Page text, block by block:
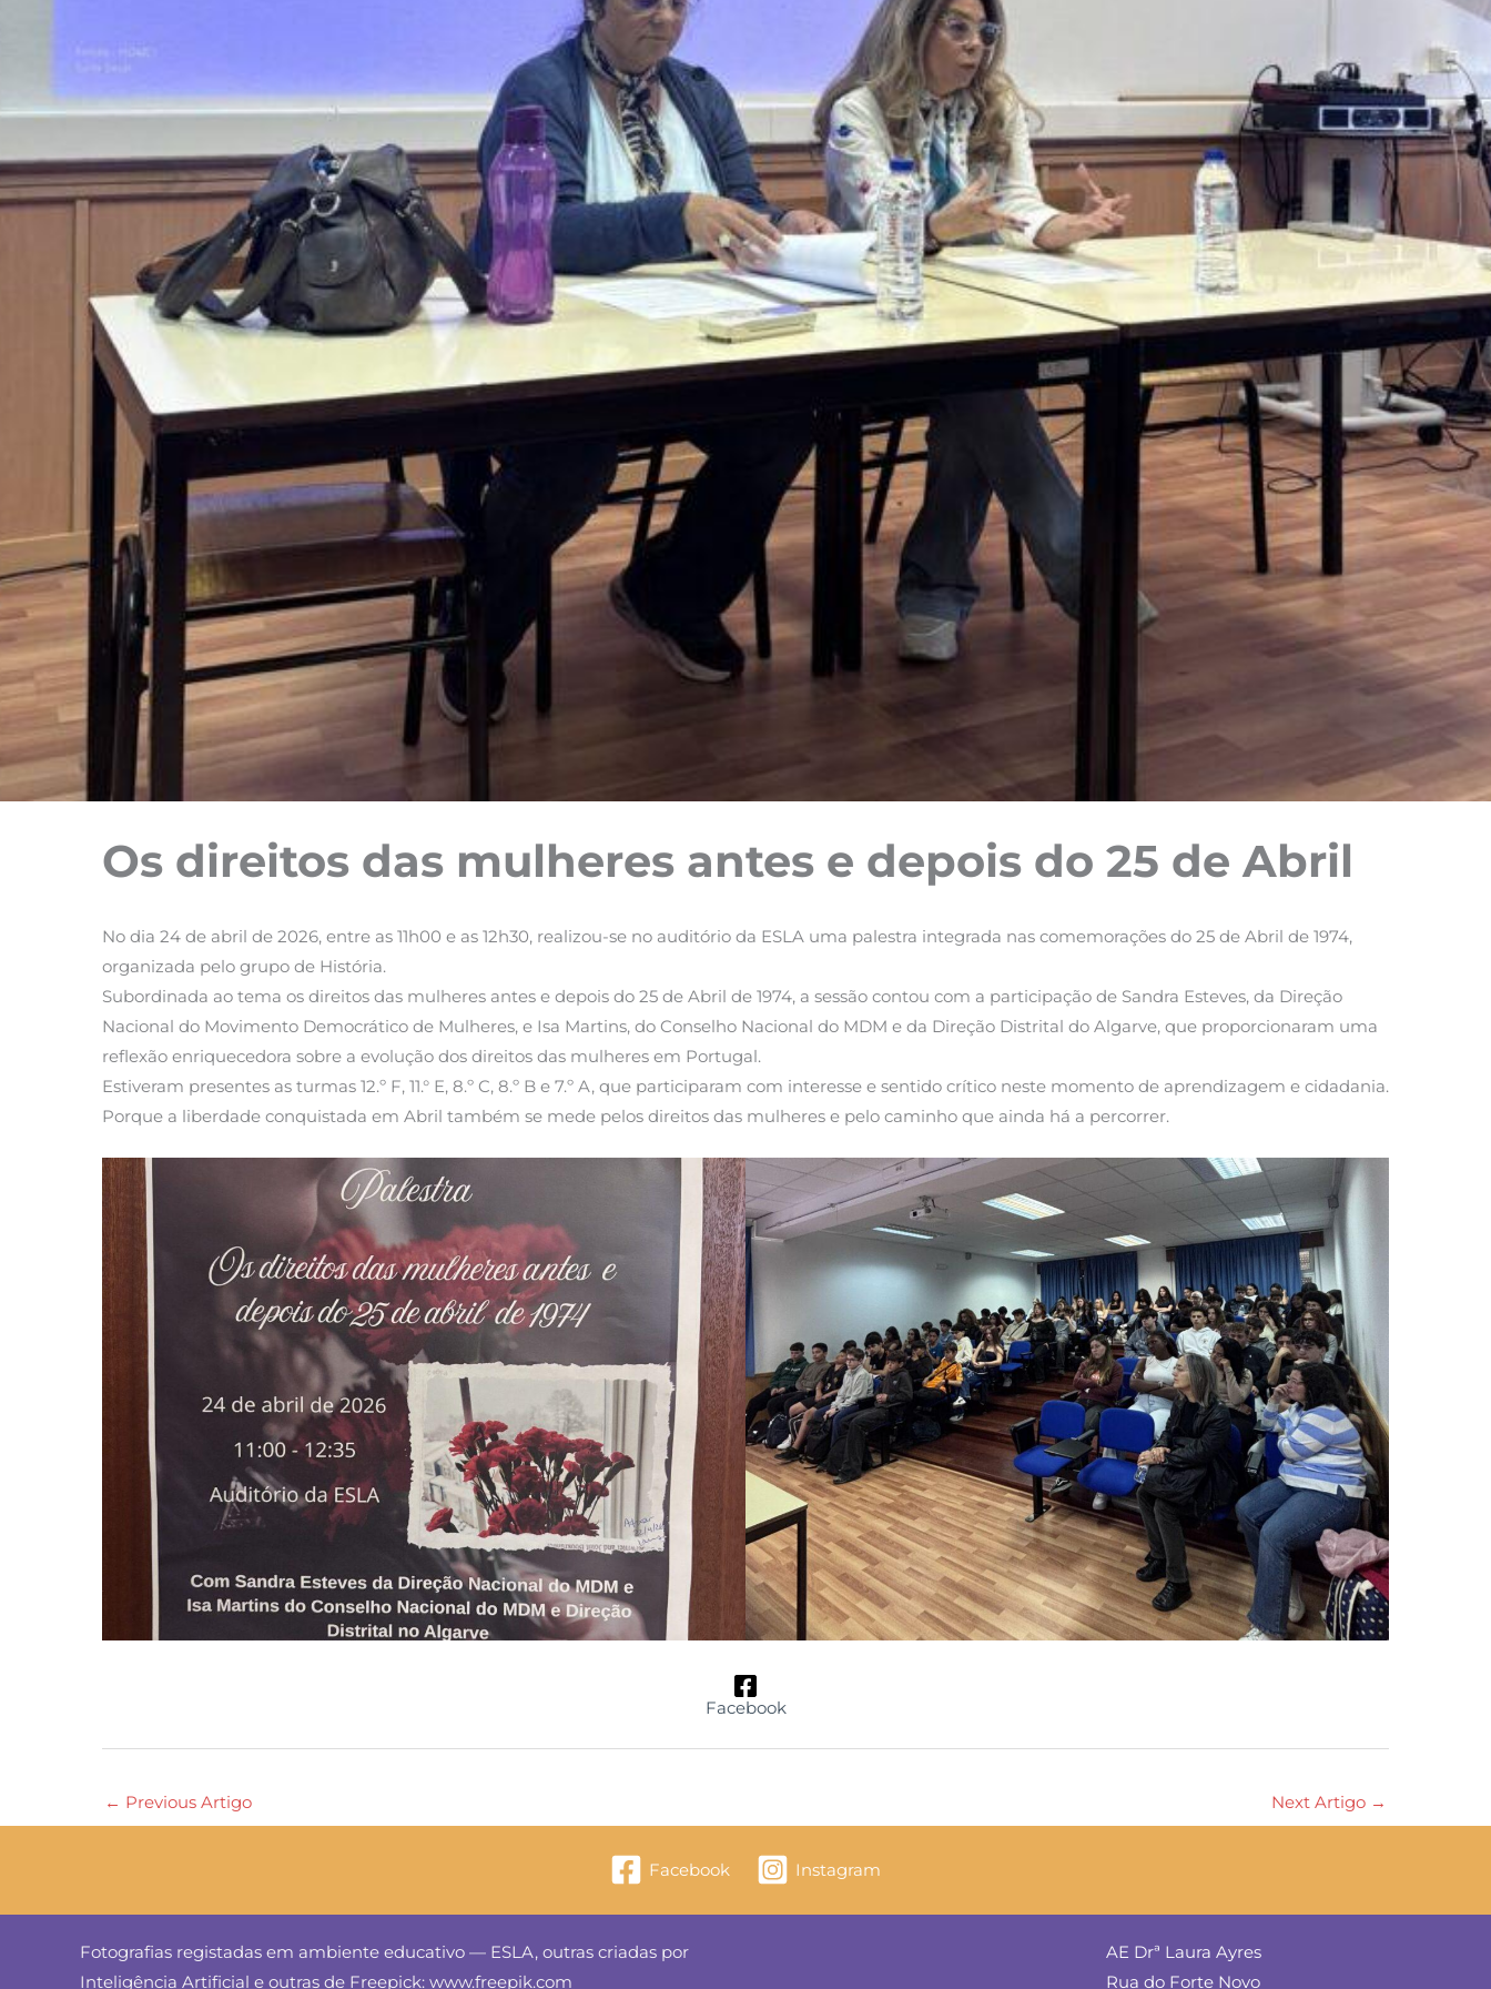
Os direitos das mulheres antes e depois do 25 de Abril
No dia 24 de abril de 2026, entre as 11h00 e as 12h30, realizou-se no auditório da ESLA uma palestra integrada nas comemorações do 25 de Abril de 1974,
organizada pelo grupo de História.
Subordinada ao tema os direitos das mulheres antes e depois do 25 de Abril de 1974, a sessão contou com a participação de Sandra Esteves, da Direção
Nacional do Movimento Democrático de Mulheres, e Isa Martins, do Conselho Nacional do MDM e da Direção Distrital do Algarve, que proporcionaram uma
reflexão enriquecedora sobre a evolução dos direitos das mulheres em Portugal.
Estiveram presentes as turmas 12.º F, 11.° E, 8.º C, 8.º B e 7.º A, que participaram com interesse e sentido crítico neste momento de aprendizagem e cidadania.
Porque a liberdade conquistada em Abril também se mede pelos direitos das mulheres e pelo caminho que ainda há a percorrer.
Facebook
← Previous Artigo Next Artigo →
Facebook Instagram
Fotografias registadas em ambiente educativo — ESLA, outras criadas por
Inteligência Artificial e outras de Freepick: www.freepik.com
AE Drª Laura Ayres
Rua do Forte Novo